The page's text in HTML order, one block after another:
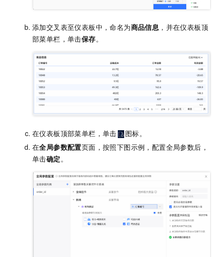
添加交叉表至仪表板中，命名为商品信息 ，并在仪表板顶
部菜单栏，单击保存。
在仪表板顶部菜单栏，单击
图标。
在全局参数配置页面，按照下图示例，配置全局参数后，
单击确定 。